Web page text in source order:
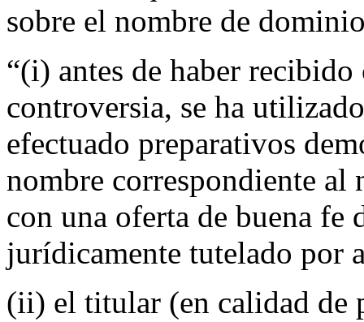
sobre el nombre de
“(i) antes de haber
controversia, se ha
efectuado preparativos
nombre correspondiente
con una oferta de buena fe
jurídicamente tutelado por
(ii) el titular (en calidad de